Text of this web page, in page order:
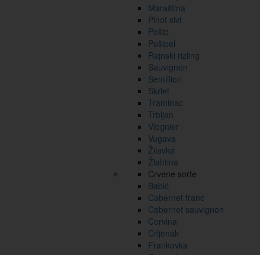
Maraština
Pinot sivi
Pošip
Pušipel
Rajnski rizling
Sauvignon
Semillion
Škrlet
Traminac
Trbljan
Viognier
Vugava
Žilavka
Žlahtina
Crvene sorte
Babić
Cabernet franc
Cabernet sauvignon
Corvina
Crljenak
Frankovka